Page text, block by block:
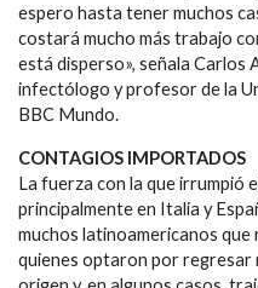
espero hasta tener muchos
costará mucho más trabajo
está disperso», señala Carlos
infectólogo y profesor de la
BBC Mundo.
CONTAGIOS IMPORTADOS
La fuerza con la que irrumpió
principalmente en Italia y
muchos latinoamericanos
quienes optaron por regresar